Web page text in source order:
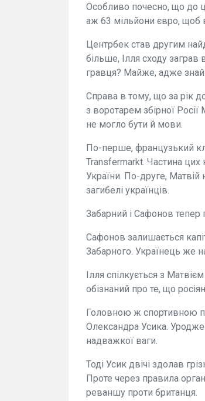
Особливо почесно, що до
аж 63 мільйони євро, щоб
Центрбек став другим
більше, Ілля сходу заграв
гравця? Майже, адже
Справа в тому, що за рік
з воротарем збірної
не могло бути й мови.
По-перше, французький
Transfermarkt. Частина цих
України. По-друге, Матвій
загибелі українців.
Забарний і Сафонов
Сафонов залишається
Забарного. Українець же
Ілля спілкується з
обізнаний про те, що
Головною ж спортивною
Олександра Усика.
надважкої ваги.
Тоді Усик двічі здолав
Проте через правила
реваншу проти британця.